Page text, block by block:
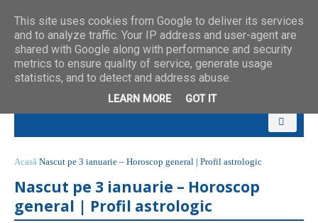
Acasă Nascut pe 3 ianuarie – Horoscop general | Profil astrologic
Nascut pe 3 ianuarie – Horoscop
general | Profil astrologic
This site uses cookies from Google to deliver its services
and to analyze traffic. Your IP address and user-agent are
shared with Google along with performance and security
metrics to ensure quality of service, generate usage
statistics, and to detect and address abuse.
LEARN MORE GOT IT